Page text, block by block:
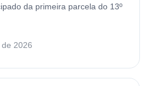
da primeira parcela do 13º
2026